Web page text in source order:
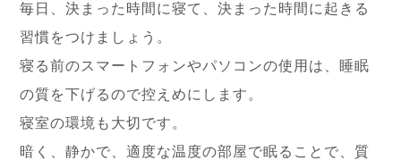
毎日、決まった時間に寝て、決まった時間に起きる
習慣をつけましょう。
寝る前のスマートフォンやパソコンの使用は、睡眠
の質を下げるので控えめにします。
寝室の環境も大切です。
暗く、静かで、適度な温度の部屋で眠ることで、質